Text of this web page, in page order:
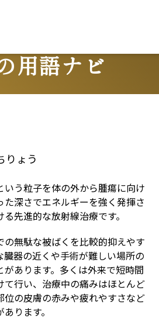
用語ナビ
りょう
いう粒子を体の外から腫瘍に向け
た深さでエネルギーを強く発揮さ
先進的な放射線治療です。
無駄な被ばくを比較的抑えやす
臓器の近くや手術が難しい場所の
あります。多くは外来で短時間
て行い、治療中の痛みはほとんど
位の皮膚の赤みや疲れやすさなど
ります。